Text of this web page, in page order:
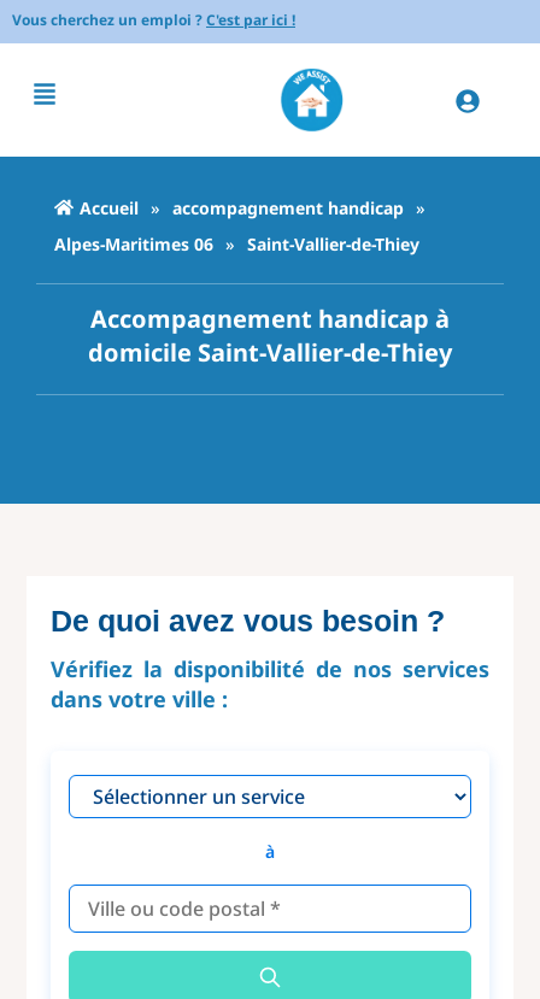
Vous cherchez un emploi ?C'est par ici !
Accueil » accompagnement handicap »
Alpes-Maritimes 06 » Saint-Vallier-de-Thiey
Accompagnement handicap à
domicile Saint-Vallier-de-Thiey
De quoi avez vous besoin ?
Vérifiez la disponibilité de nos services
dans votre ville :
à